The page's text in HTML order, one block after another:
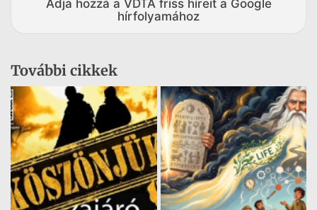
Adja hozzá a VDTA friss híreit a Google
hírfolyamához
További cikkek